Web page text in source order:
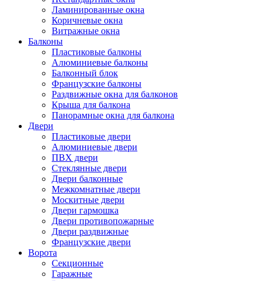
Ламинированные окна
Коричневые окна
Витражные окна
Балконы
Пластиковые балконы
Алюминиевые балконы
Балконный блок
Французские балконы
Раздвижные окна для балконов
Крыша для балкона
Панорамные окна для балкона
Двери
Пластиковые двери
Алюминиевые двери
ПВХ двери
Стеклянные двери
Двери балконные
Межкомнатные двери
Москитные двери
Двери гармошка
Двери противопожарные
Двери раздвижные
Французские двери
Ворота
Секционные
Гаражные